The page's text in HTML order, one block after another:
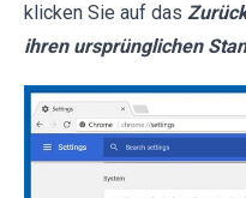
klicken Sie auf das
ihren ursprünglichen